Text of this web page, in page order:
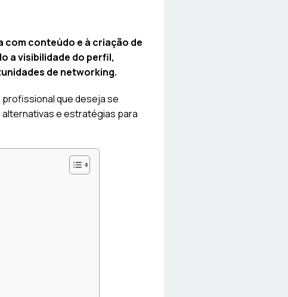
com conteúdo e à criação de
a visibilidade do perfil,
de networking.
que deseja se
e estratégias para